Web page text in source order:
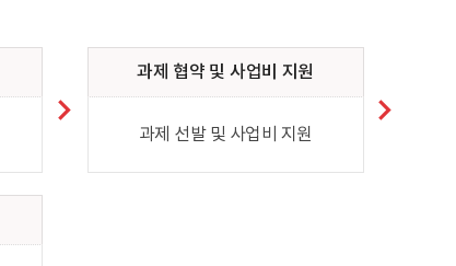
과제 협약 및 사업비 지원
과제 선발 및 사업비 지원